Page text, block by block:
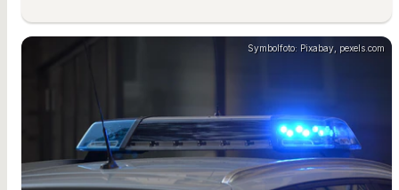
Symbolfoto: Pixabay, pexels.com